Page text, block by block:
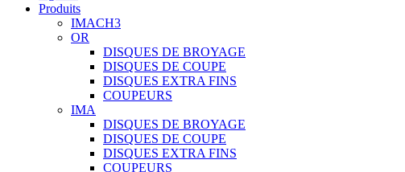
Produits
IMACH3
OR
DISQUES DE BROYAGE
DISQUES DE COUPE
DISQUES EXTRA FINS
COUPEURS
IMA
DISQUES DE BROYAGE
DISQUES DE COUPE
DISQUES EXTRA FINS
COUPEURS